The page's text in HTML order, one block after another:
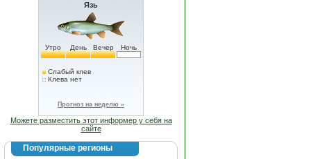
Язь
Утро День Вечер Ночь
Слабый клев
Клева нет
Прогноз на неделю »
Можете разместить этот информер у себя на
сайте
Популярные регионы